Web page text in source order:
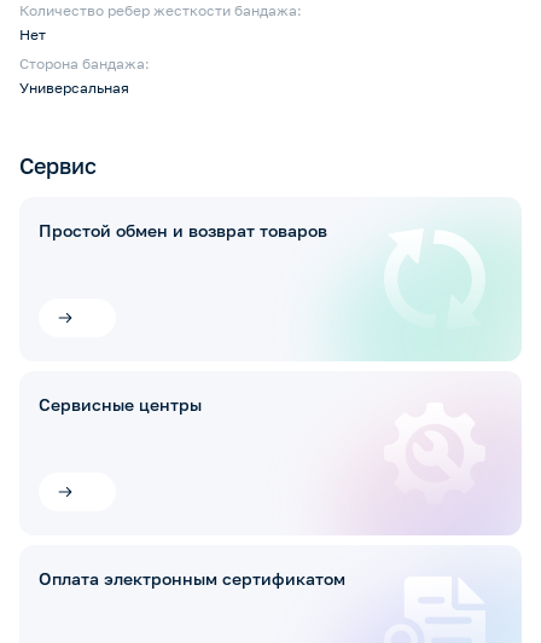
Количество ребер жесткости бандажа:
Нет
Сторона бандажа:
Универсальная
Сервис
Простой обмен и возврат товаров
Сервисные центры
Оплата электронным сертификатом